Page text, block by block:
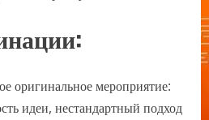
оригинальное мероприятие:
идеи, нестандартный подход